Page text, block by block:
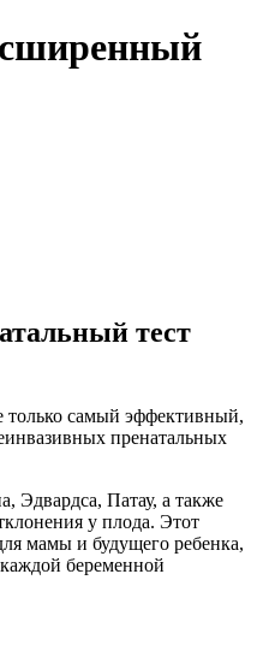
тест
самый эффективный,
пренатальных
Патау, а также
у плода. Этот
мамы и будущего ребенка,
беременной